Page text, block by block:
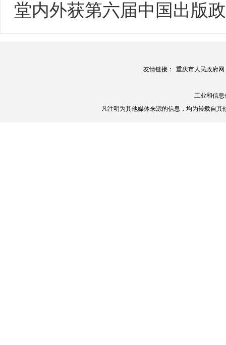
堂内外获第六届中国出版
友情链接： 重庆市人民政府网
工业和信
凡注明为其他媒体来源的信息，均为转载自